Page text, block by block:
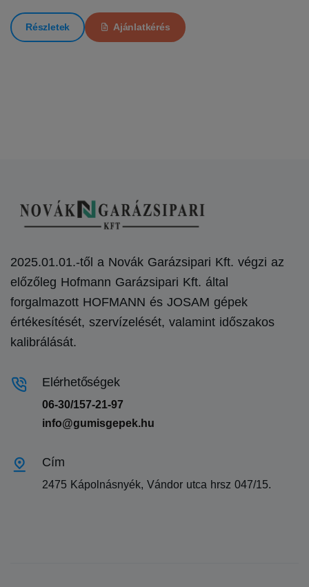
Részletek Ajánlatkérés
2025.01.01.-től a Novák Garázsipari Kft. végzi az
előzőleg Hofmann Garázsipari Kft. által
forgalmazott HOFMANN és JOSAM gépek
értékesítését, szervízelését, valamint időszakos
kalibrálását.
Elérhetőségek
06-30/157-21-97
info@gumisgepek.hu
Cím
2475 Kápolnásnyék, Vándor utca hrsz 047/15.